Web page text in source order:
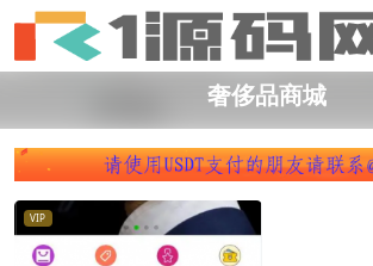
奢侈品商城
VIP